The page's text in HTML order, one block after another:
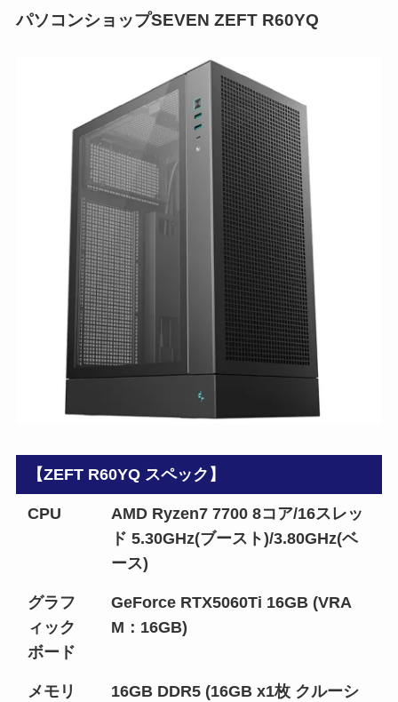
パソコンショップSEVEN ZEFT R60YQ
【ZEFT R60YQ スペック】
CPU
AMD Ryzen7 7700 8コア/16スレッ
ド 5.30GHz(ブースト)/3.80GHz(ベ
ース)
グラフ
ィック
ボード
GeForce RTX5060Ti 16GB (VRA
M：16GB)
メモリ
16GB DDR5 (16GB x1枚 クルーシ